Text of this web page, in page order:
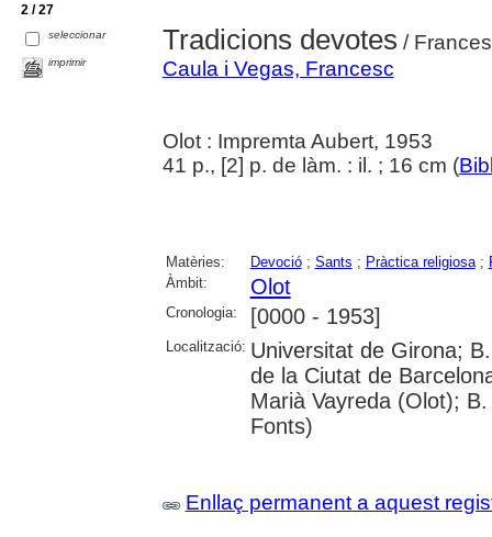
2 / 27
seleccionar
imprimir
Tradicions devotes /
Caula i Vegas, Francesc
Olot : Impremta Aubert, 1953
41 p., [2] p. de làm. : il. ; 16 cm (
Matèries: Devoció; Sants ; Pràctica religiosa;
Àmbit:
Olot
Cronologia: [0000 - 1953]
Localització: Universitat de Girona;
de la Ciutat de
Marià Vayreda (Olot);
Fonts)
Enllaç permanent a aquest